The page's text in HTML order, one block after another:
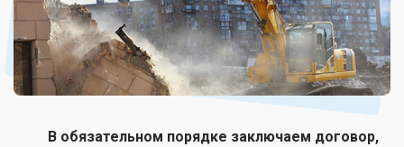
В обязательном порядке заключаем договор,